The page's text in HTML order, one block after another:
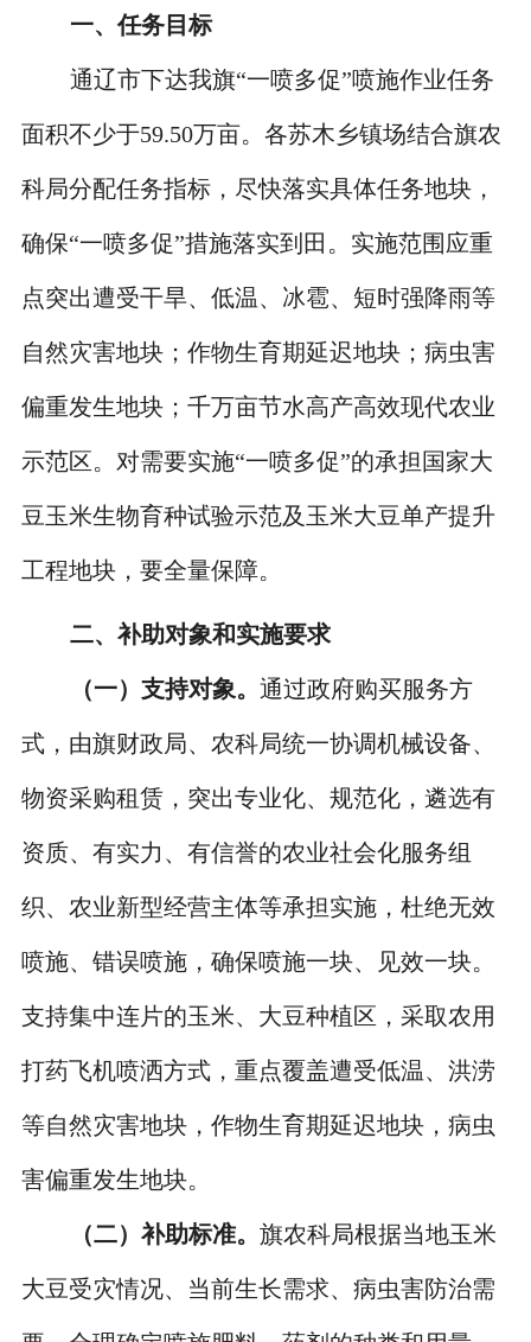
一、任务目标
通辽市下达我旗“一喷多促”喷施作业任务
面积不少于59.50万亩。各苏木乡镇场结合旗农
科局分配任务指标，尽快落实具体任务地块，
确保“一喷多促”措施落实到田。实施范围应重
点突出遭受干旱、低温、冰雹、短时强降雨等
自然灾害地块；作物生育期延迟地块；病虫害
偏重发生地块；千万亩节水高产高效现代农业
示范区。对需要实施“一喷多促”的承担国家大
豆玉米生物育种试验示范及玉米大豆单产提升
工程地块，要全量保障。
二、 补助对象和实施要求
（一）支持对象。 通过政府购买服务方
式，由旗财政局、农科局统一协调机械设备、
物资采购租赁，突出专业化、规范化，遴选有
资质、有实力、有信誉的农业社会化服务组
织、农业新型经营主体等承担实施，杜绝无效
喷施、错误喷施，确保喷施一块、见效一块。
支持集中连片的玉米、大豆种植区，采取农用
打药飞机喷洒方式，重点覆盖遭受低温、洪涝
等自然灾害地块，作物生育期延迟地块，病虫
害偏重发生地块。
（二）补助标准。 旗农科局根据当地玉米
大豆受灾情况、当前生长需求、病虫害防治需